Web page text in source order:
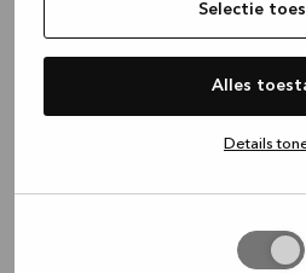
Selectie
Alles
Details